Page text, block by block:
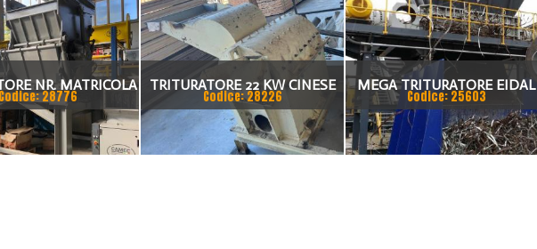
NR. MATRICOLA
ANNO 2014
28776
TRITURATORE 22 KW CINESE
600MM
Codice: 28226
MEGA TRITURATORE EIDAL
Codice: 25603